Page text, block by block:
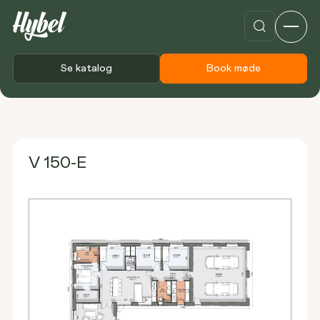
Se katalog Book møde
V 150-E